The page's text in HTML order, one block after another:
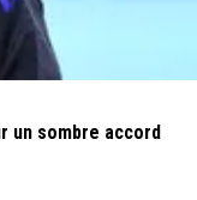
un sombre accord